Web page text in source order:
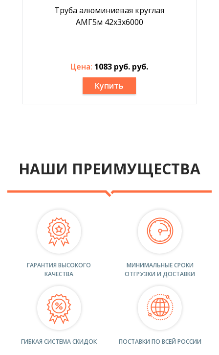
Труба алюминиевая круглая
АМГ5м 42х3х6000
Цена: 1083 руб. руб.
Купить
НАШИ ПРЕИМУЩЕСТВА
ГАРАНТИЯ ВЫСОКОГО
КАЧЕСТВА
МИНИМАЛЬНЫЕ СРОКИ
ОТГРУЗКИ И ДОСТАВКИ
ГИБКАЯ СИСТЕМА СКИДОК ПОСТАВКИ ПО ВСЕЙ РОССИИ